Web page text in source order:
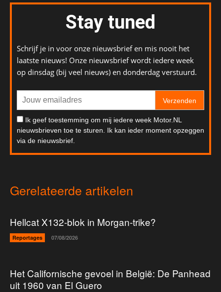
Stay tuned
Schrijf je in voor onze nieuwsbrief en mis nooit het
laatste nieuws! Onze nieuwsbrief wordt iedere week
op dinsdag (bij veel nieuws) en donderdag verstuurd.
Verzenden
Ik geef toestemming om mij iedere week Motor.NL
nieuwsbrieven toe te sturen. Ik kan ieder moment opzeggen
via de nieuwsbrief.
Gerelateerde artikelen
Hellcat X132-blok in Morgan-trike?
Reportages 07/08/2026
Het Californische gevoel in België: De Panhead
uit 1960 van El Guero